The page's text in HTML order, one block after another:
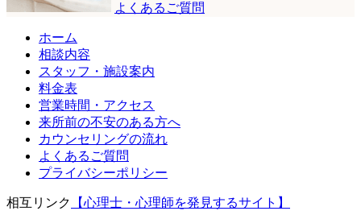
よくあるご質問
ホーム
相談内容
スタッフ・施設案内
料金表
営業時間・アクセス
来所前の不安のある方へ
カウンセリングの流れ
よくあるご質問
プライバシーポリシー
相互リンク 【心理士・心理師を発見するサイト】